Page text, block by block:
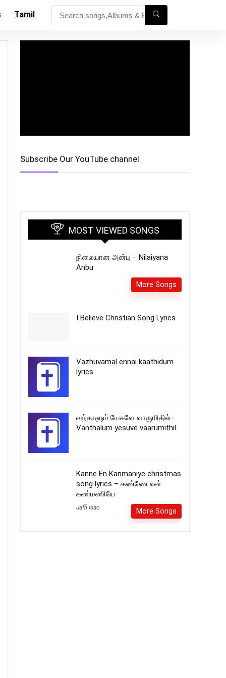
Tamil
Subscribe Our YouTube channel
MOST VIEWED SONGS
நிலையான அன்பு – Nilaiyana
Anbu
More Songs
I Believe Christian Song Lyrics
Vazhuvamal ennai kaathidum
lyrics
வந்தாளும் யேசுவே வாருமிதில்-
Vanthalum yesuve vaarumithil
Kanne En Kanmaniye christmas
song lyrics – கண்ணே என்
கண்மணியே
Jaffi Isac More Songs